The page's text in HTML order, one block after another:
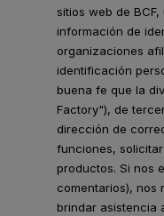
sitios web de
información de
organizaciones
identificación
buena fe que la
Factory"), de
dirección de
funciones,
productos. Si nos
comentarios), nos
brindar asistencia